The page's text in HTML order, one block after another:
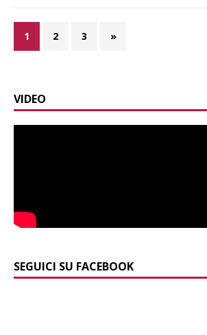
1 2 3 »
VIDEO
SEGUICI SU FACEBOOK